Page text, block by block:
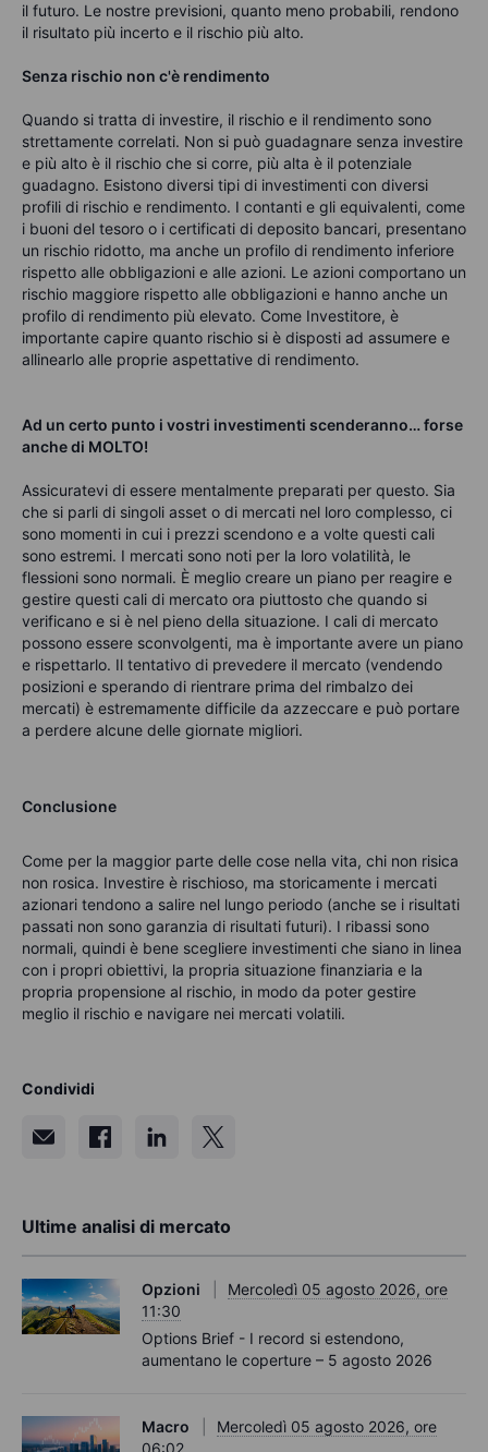
il futuro. Le nostre previsioni, quanto meno probabili, rendono
il risultato più incerto e il rischio più alto.
Senza rischio non c'è rendimento
Quando si tratta di investire, il rischio e il rendimento sono
strettamente correlati. Non si può guadagnare senza investire
e più alto è il rischio che si corre, più alta è il potenziale
guadagno. Esistono diversi tipi di investimenti con diversi
profili di rischio e rendimento. I contanti e gli equivalenti, come
i buoni del tesoro o i certificati di deposito bancari, presentano
un rischio ridotto, ma anche un profilo di rendimento inferiore
rispetto alle obbligazioni e alle azioni. Le azioni comportano un
rischio maggiore rispetto alle obbligazioni e hanno anche un
profilo di rendimento più elevato. Come Investitore, è
importante capire quanto rischio si è disposti ad assumere e
allinearlo alle proprie aspettative di rendimento.
Ad un certo punto i vostri investimenti scenderanno… forse
anche di MOLTO!
Assicuratevi di essere mentalmente preparati per questo. Sia
che si parli di singoli asset o di mercati nel loro complesso, ci
sono momenti in cui i prezzi scendono e a volte questi cali
sono estremi. I mercati sono noti per la loro volatilità, le
flessioni sono normali. È meglio creare un piano per reagire e
gestire questi cali di mercato ora piuttosto che quando si
verificano e si è nel pieno della situazione. I cali di mercato
possono essere sconvolgenti, ma è importante avere un piano
e rispettarlo. Il tentativo di prevedere il mercato (vendendo
posizioni e sperando di rientrare prima del rimbalzo dei
mercati) è estremamente difficile da azzeccare e può portare
a perdere alcune delle giornate migliori.
Conclusione
Come per la maggior parte delle cose nella vita, chi non risica
non rosica. Investire è rischioso, ma storicamente i mercati
azionari tendono a salire nel lungo periodo (anche se i risultati
passati non sono garanzia di risultati futuri). I ribassi sono
normali, quindi è bene scegliere investimenti che siano in linea
con i propri obiettivi, la propria situazione finanziaria e la
propria propensione al rischio, in modo da poter gestire
meglio il rischio e navigare nei mercati volatili.
Condividi
Ultime analisi di mercato
Opzioni
Mercoledì 05 agosto 2026, ore
11:30
Options Brief - I record si estendono,
aumentano le coperture – 5 agosto 2026
Macro
Mercoledì 05 agosto 2026, ore
06:02